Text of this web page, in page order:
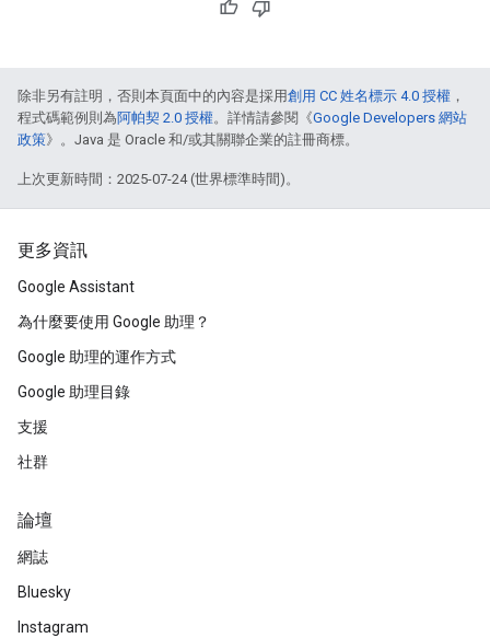
除非另有註明，否則本頁面中的內容是採用創用 CC 姓名標示 4.0 授權 ，
程式碼範例則為阿帕契 2.0 授權。詳情請參閱《Google Developers 網站
政策》。Java 是 Oracle 和/或其關聯企業的註冊商標。
上次更新時間：2025-07-24 (世界標準時間)。
更多資訊
Google Assistant
為什麼要使用 Google 助理？
Google 助理的運作方式
Google 助理目錄
支援
社群
論壇
網誌
Bluesky
Instagram